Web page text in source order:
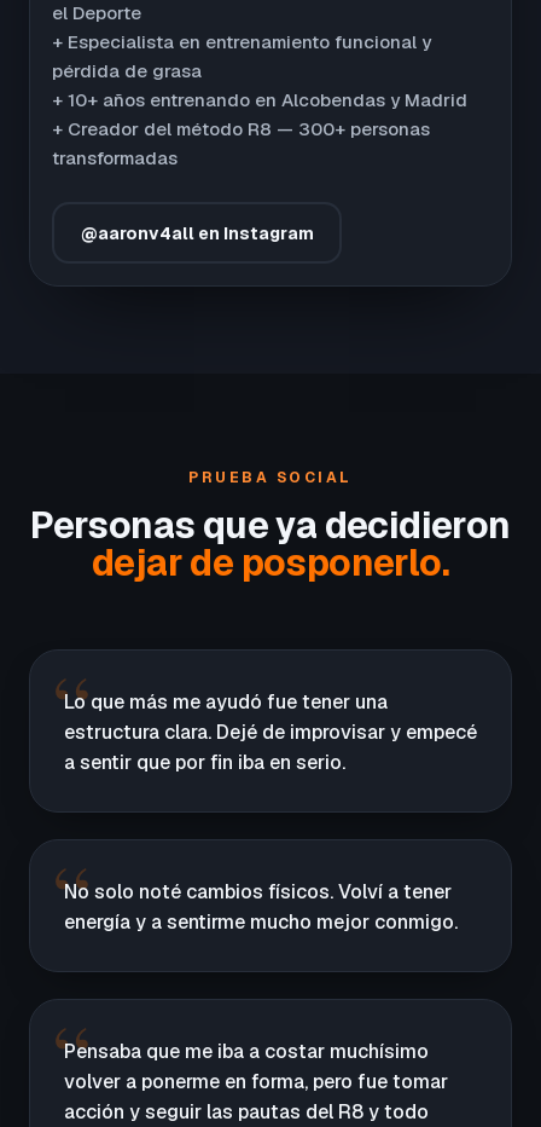
el Deporte
+ Especialista en entrenamiento funcional y
pérdida de grasa
+ 10+ años entrenando en Alcobendas y Madrid
+ Creador del método R8 — 300+ personas
transformadas
@aaronv4all en Instagram
PRUEBA SOCIAL
Personas que ya decidieron
dejar de posponerlo.
Lo que más me ayudó fue tener una
estructura clara. Dejé de improvisar y empecé
a sentir que por fin iba en serio.
No solo noté cambios físicos. Volví a tener
energía y a sentirme mucho mejor conmigo.
Pensaba que me iba a costar muchísimo
volver a ponerme en forma, pero fue tomar
acción y seguir las pautas del R8 y todo